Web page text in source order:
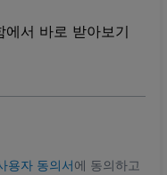
서 바로 받아보기
용자 동의서에 동의하고